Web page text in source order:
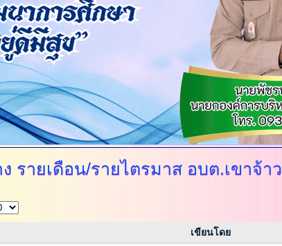
รายเดือน/รายไตรมาส อบต.เขาจ้าว
เขียนโดย